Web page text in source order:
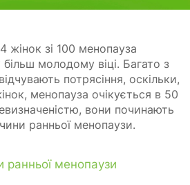
жінок зі 100 менопауза
молодому віці. Багато з
потрясіння, оскільки,
менопауза очікується в 50
вони починають
ранньої менопаузи.
ранньої менопаузи